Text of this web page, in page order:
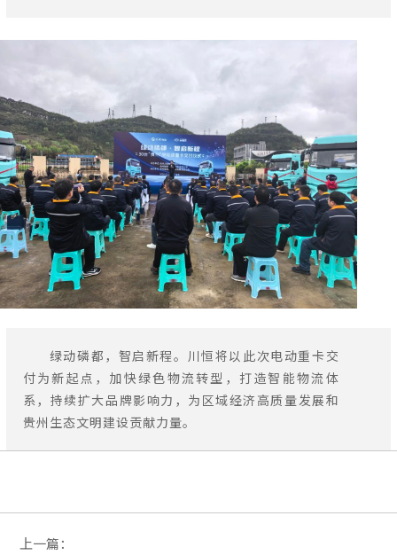
绿动磷都，智启新程。川恒将以此次电动重卡交
付为新起点，加快绿色物流转型，打造智能物流体
系，持续扩大品牌影响力，为区域经济高质量发展和
贵州生态文明建设贡献力量。
上一篇：